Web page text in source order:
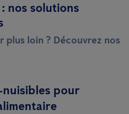
nos solutions
plus loin ? Découvrez nos
pour